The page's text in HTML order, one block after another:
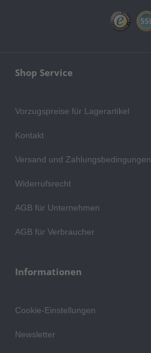
Shop Service
Vorzugspreise für Lagerartikel
Kontakt
Versand und Zahlungsbedingungen
Widerrufsrecht
AGB für Unternehmen
AGB für Verbraucher
Informationen
Cookie-Einstellungen
Newsletter